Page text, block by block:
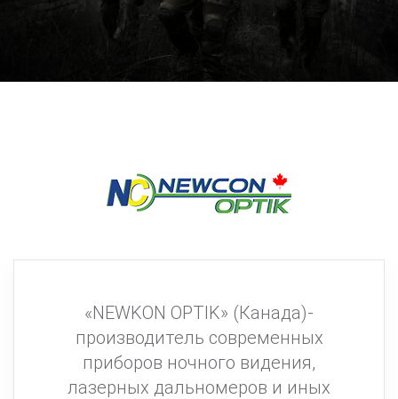
«NEWKON OPTIK» (Канада)-
производитель современных
приборов ночного видения,
лазерных дальномеров и иных